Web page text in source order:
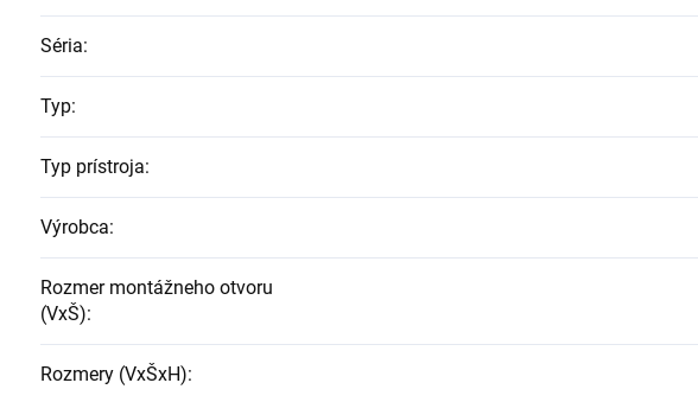
Séria:
Typ:
Typ prístroja:
Výrobca:
Rozmer montážneho otvoru
(VxŠ):
Rozmery (VxŠxH):